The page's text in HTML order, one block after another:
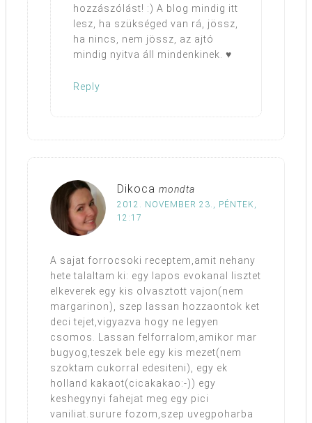
hozzászólást! :) A blog mindig itt
lesz, ha szükséged van rá, jössz,
ha nincs, nem jössz, az ajtó
mindig nyitva áll mindenkinek. ♥
Reply
Dikoca mondta
2012. NOVEMBER 23., PÉNTEK,
12:17
A sajat forrocsoki receptem,amit nehany
hete talaltam ki: egy lapos evokanal lisztet
elkeverek egy kis olvasztott vajon(nem
margarinon), szep lassan hozzaontok ket
deci tejet,vigyazva hogy ne legyen
csomos. Lassan felforralom,amikor mar
bugyog,teszek bele egy kis mezet(nem
szoktam cukorral edesiteni), egy ek
holland kakaot(cicakakao:-)) egy
keshegynyi fahejat meg egy pici
vaniliat.surure fozom,szep uvegpoharba